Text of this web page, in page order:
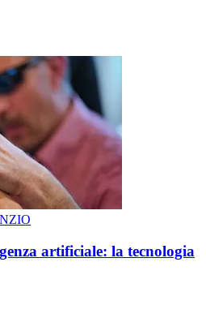
artificiale: la tecnologia